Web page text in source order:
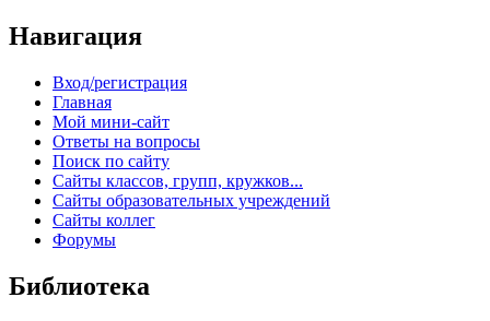
Навигация
Вход/регистрация
Главная
Мой мини-сайт
Ответы на вопросы
Поиск по сайту
Сайты классов, групп, кружков...
Сайты образовательных учреждений
Сайты коллег
Форумы
Библиотека